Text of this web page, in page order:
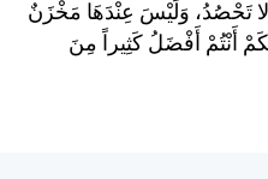
تَحْصُدُ، وَلَيْسَ عِنْدَهَا مَخْزَنٌ
أَنْتُمْ أَفْضَلُ كَثِيراً مِنَ